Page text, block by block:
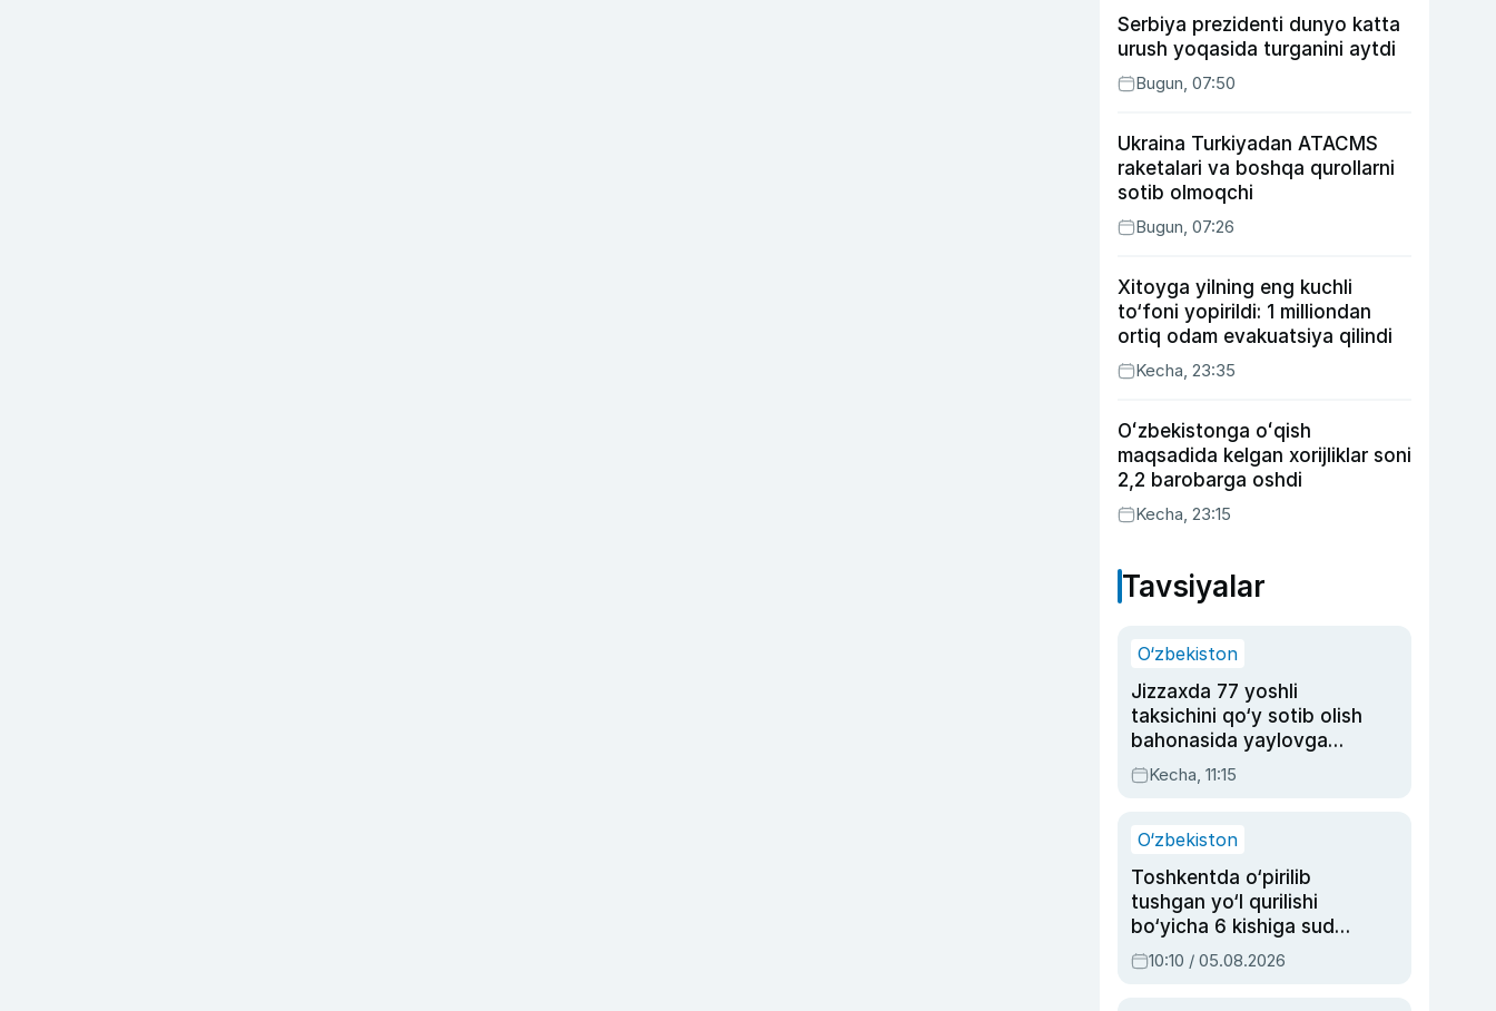
Serbiya prezidenti dunyo katta
urush yoqasida turganini aytdi
Bugun, 07:50
Ukraina Turkiyadan ATACMS
raketalari va boshqa qurollarni
sotib olmoqchi
Bugun, 07:26
Xitoyga yilning eng kuchli
to‘foni yopirildi: 1 milliondan
ortiq odam evakuatsiya qilindi
Kecha, 23:35
Oʻzbekistonga oʻqish
maqsadida kelgan xorijliklar soni
2,2 barobarga oshdi
Kecha, 23:15
Tavsiyalar
O‘zbekiston
Jizzaxda 77 yoshli
taksichini qo‘y sotib olish
bahonasida yaylovga
olib borib o‘ldirgan yigit
20 yilga qamaldi
Kecha, 11:15
O‘zbekiston
Toshkentda o‘pirilib
tushgan yo‘l qurilishi
bo‘yicha 6 kishiga sud
hukmi o‘qildi
10:10 / 05.08.2026